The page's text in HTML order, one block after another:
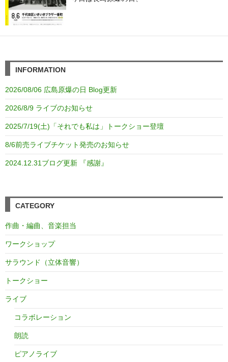
INFORMATION
2026/08/06 広島原爆の日 Blog更新
2026/8/9 ライブのお知らせ
2025/7/19(土)「それでも私は」トークショー登壇
8/6前売ライブチケット発売のお知らせ
2024.12.31ブログ更新 『感謝』
CATEGORY
作曲・編曲、音楽担当
ワークショップ
サラウンド（立体音響）
トークショー
ライブ
コラボレーション
朗読
ピアノライブ